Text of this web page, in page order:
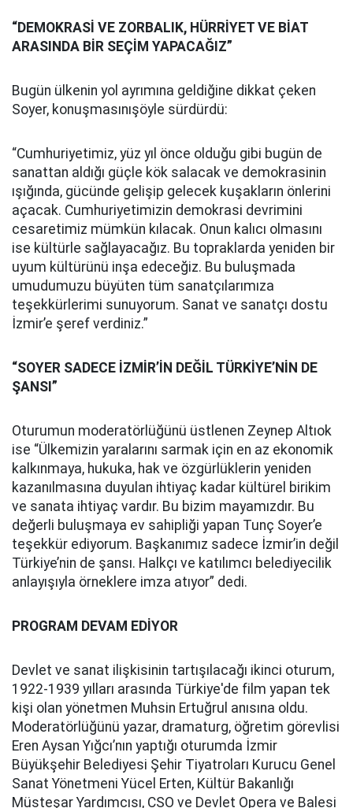
“DEMOKRASİ VE ZORBALIK, HÜRRİYET VE BİAT
ARASINDA BİR SEÇİM YAPACAĞIZ”
Bugün ülkenin yol ayrımına geldiğine dikkat çeken
Soyer, konuşmasınışöyle sürdürdü:
“Cumhuriyetimiz, yüz yıl önce olduğu gibi bugün de
sanattan aldığı güçle kök salacak ve demokrasinin
ışığında, gücünde gelişip gelecek kuşakların önlerini
açacak. Cumhuriyetimizin demokrasi devrimini
cesaretimiz mümkün kılacak. Onun kalıcı olmasını
ise kültürle sağlayacağız. Bu topraklarda yeniden bir
uyum kültürünü inşa edeceğiz. Bu buluşmada
umudumuzu büyüten tüm sanatçılarımıza
teşekkürlerimi sunuyorum. Sanat ve sanatçı dostu
İzmir’e şeref verdiniz.”
“SOYER SADECE İZMİR’İN DEĞİL TÜRKİYE’NİN DE
ŞANSI”
Oturumun moderatörlüğünü üstlenen Zeynep Altıok
ise “Ülkemizin yaralarını sarmak için en az ekonomik
kalkınmaya, hukuka, hak ve özgürlüklerin yeniden
kazanılmasına duyulan ihtiyaç kadar kültürel birikim
ve sanata ihtiyaç vardır. Bu bizim mayamızdır. Bu
değerli buluşmaya ev sahipliği yapan Tunç Soyer’e
teşekkür ediyorum. Başkanımız sadece İzmir’in değil
Türkiye’nin de şansı. Halkçı ve katılımcı belediyecilik
anlayışıyla örneklere imza atıyor” dedi.
PROGRAM DEVAM EDİYOR
Devlet ve sanat ilişkisinin tartışılacağı ikinci oturum,
1922-1939 yılları arasında Türkiye'de film yapan tek
kişi olan yönetmen Muhsin Ertuğrul anısına oldu.
Moderatörlüğünü yazar, dramaturg, öğretim görevlisi
Eren Aysan Yığcı’nın yaptığı oturumda İzmir
Büyükşehir Belediyesi Şehir Tiyatroları Kurucu Genel
Sanat Yönetmeni Yücel Erten, Kültür Bakanlığı
Müsteşar Yardımcısı, CSO ve Devlet Opera ve Balesi